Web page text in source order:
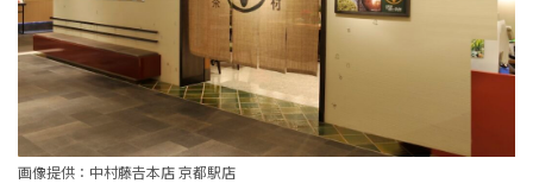
画像提供：中村藤𠮷本店 京都駅店